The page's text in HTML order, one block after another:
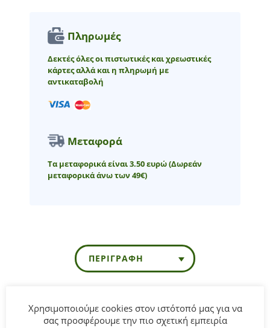
Πληρωμές
Δεκτές όλες οι πιστωτικές και χρεωστικές
κάρτες αλλά και η πληρωμή με
αντικαταβολή
Μεταφορά
Τα μεταφορικά είναι 3.50 ευρώ(Δωρεάν
μεταφορικά άνω των 49€)
ΠΕΡΙΓΡΑΦΉ
Βρεφικό τζιν φόρεμα for Funky Kids για κορίτσι από 6 έως
24 μηνών σε μπλε χρώμα με τύπωμα αστέρια και κόκκινο
Χρησιμοποιούμε cookies στον ιστότοπό μας για να
σας προσφέρουμε την πιο σχετική εμπειρία